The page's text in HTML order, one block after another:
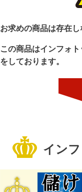
お求めの商品は存在
この商品はインフォ
をしております。
イン